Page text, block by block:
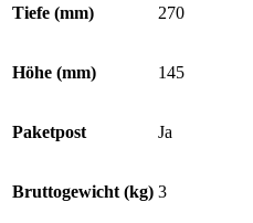
Tiefe (mm) 270
Höhe (mm) 145
Paketpost Ja
Bruttogewicht (kg) 3